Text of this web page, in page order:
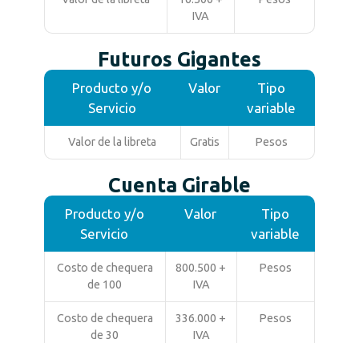
IVA
Futuros Gigantes
Producto y/o
Servicio
Valor
Tipo
variable
Valor de la libreta Gratis Pesos
Cuenta Girable
Producto y/o
Servicio
Valor
Tipo
variable
Costo de chequera
de 100
800.500 +
IVA
Pesos
Costo de chequera
de 30
336.000 +
IVA
Pesos